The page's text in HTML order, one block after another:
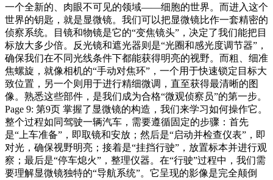
一个全新的、肉眼不可见的领域——细胞的世界。而进入这个
世界的钥匙，就是显微镜。我们可以把显微镜比作一套精密的
侦察系统。目镜和物镜是它的“变焦镜头”，决定了我们能把目
标放大多少倍。反光镜和遮光器则是“光圈和感光度调节器”，
确保我们在不同光线条件下都能获得明亮的视野。而粗、细准
焦螺旋，就像相机的“手动对焦环”，一个用于快速锁定目标大
致位置，另一个则用于进行精细微调，直至获得最清晰的图
像。熟悉这些部件，是我们成为合格“微观侦察员”的第一步。
Page 9: 第9页 掌握了显微镜的构造，我们来学习如何操作它。
整个过程如同驾驶一辆汽车，需要遵循固定的步骤：首先
是“上车准备”，即取镜和安放；然后是“启动并检查仪表”，即
对光，确保视野明亮；接着是“挂挡行驶”，放置标本并进行观
察；最后是“停车熄火”，整理仪器。在“行驶”过程中，我们需
要理解显微镜独特的“导航系统”。它呈现的影像是完全颠倒